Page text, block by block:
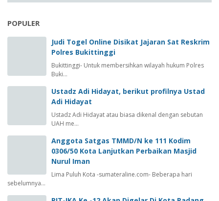
POPULER
Judi Togel Online Disikat Jajaran Sat Reskrim
Polres Bukittinggi
Bukittinggi- Untuk membersihkan wilayah hukum Polres
Buki…
Ustadz Adi Hidayat, berikut profilnya Ustad
Adi Hidayat
Ustadz Adi Hidayat atau biasa dikenal dengan sebutan
UAH me…
Anggota Satgas TMMD/N ke 111 Kodim
0306/50 Kota Lanjutkan Perbaikan Masjid
Nurul Iman
Lima Puluh Kota -sumateraline.com- Beberapa hari
sebelumnya…